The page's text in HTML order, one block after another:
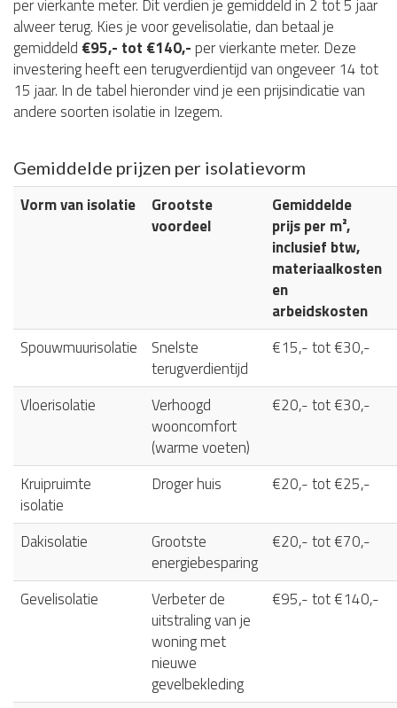
per vierkante meter. Dit verdien je gemiddeld in 2 tot 5 jaar
alweer terug. Kies je voor gevelisolatie, dan betaal je
gemiddeld €95,- tot €140,- per vierkante meter. Deze
investering heeft een terugverdientijd van ongeveer 14 tot
15 jaar. In de tabel hieronder vind je een prijsindicatie van
andere soorten isolatie in Izegem.
Gemiddelde prijzen per isolatievorm
Vorm van isolatie
Grootste
voordeel
Gemiddelde
prijs per m²,
inclusief btw,
materiaalkosten
en
arbeidskosten
Spouwmuurisolatie
Snelste
terugverdientijd
€15,- tot €30,-
Vloerisolatie
Verhoogd
wooncomfort
(warme voeten)
€20,- tot €30,-
Kruipruimte
isolatie
Droger huis €20,- tot €25,-
Dakisolatie
Grootste
energiebesparing
€20,- tot €70,-
Gevelisolatie
Verbeter de
uitstraling van je
woning met
nieuwe
gevelbekleding
€95,- tot €140,-